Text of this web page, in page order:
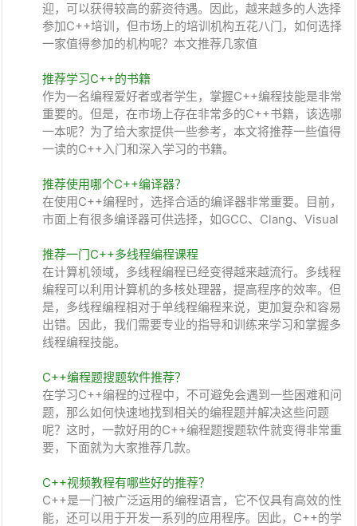
迎，可以获得较高的薪资待遇。因此，越来越多的人选择
参加C++培训，但市场上的培训机构五花八门，如何选择
一家值得参加的机构呢？本文推荐几家值
推荐学习C++的书籍
作为一名编程爱好者或者学生，掌握C++编程技能是非常
重要的。但是，在市场上存在非常多的C++书籍，该选哪
一本呢？为了给大家提供一些参考，本文将推荐一些值得
一读的C++入门和深入学习的书籍。
推荐使用哪个C++编译器？
在使用C++编程时，选择合适的编译器非常重要。目前，
市面上有很多编译器可供选择，如GCC、Clang、Visual
推荐一门C++多线程编程课程
在计算机领域，多线程编程已经变得越来越流行。多线程
编程可以利用计算机的多核处理器，提高程序的效率。但
是，多线程编程相对于单线程编程来说，更加复杂和容易
出错。因此，我们需要专业的指导和训练来学习和掌握多
线程编程技能。
C++编程题搜题软件推荐？
在学习C++编程的过程中，不可避免会遇到一些困难和问
题，那么如何快速地找到相关的编程题并解决这些问题
呢？这时，一款好用的C++编程题搜题软件就变得非常重
要，下面就为大家推荐几款。
C++视频教程有哪些好的推荐？
C++是一门被广泛运用的编程语言，它不仅具有高效的性
能，还可以用于开发一系列的应用程序。因此，C++的学